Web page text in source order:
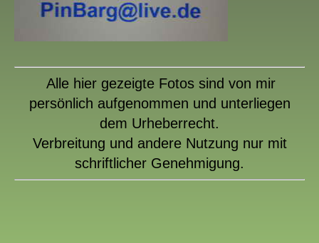
Alle hier gezeigte Fotos sind von mir
persönlich aufgenommen und unterliegen
dem Urheberrecht.
Verbreitung und andere Nutzung nur mit
schriftlicher Genehmigung.